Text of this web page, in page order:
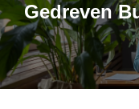
Gedreven